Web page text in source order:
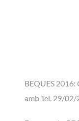
BEQUES 2016:
amb Tel. 29/